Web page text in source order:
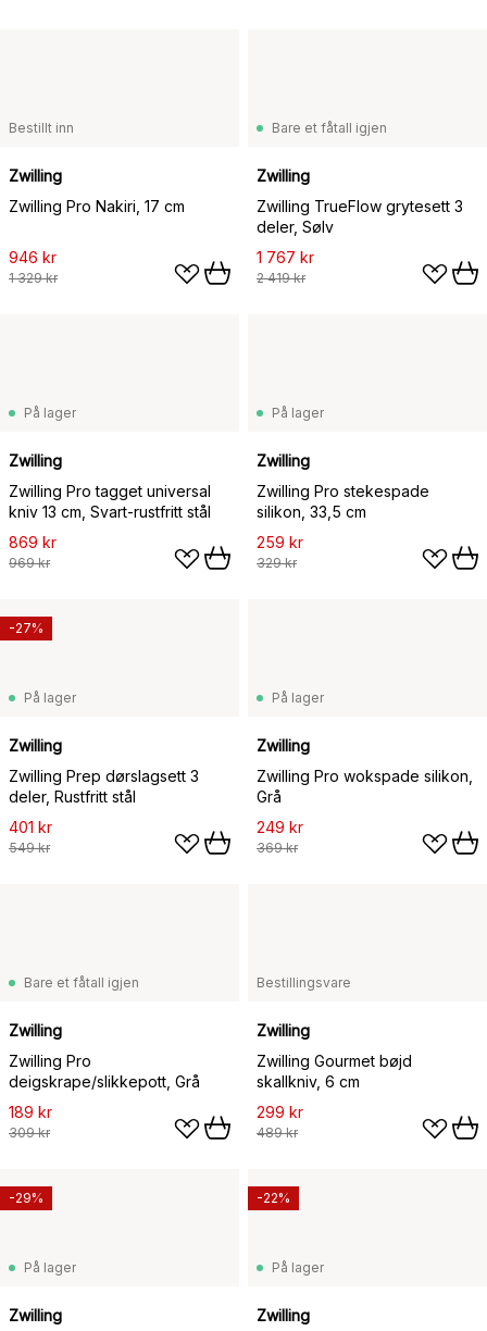
Bestillt inn
Zwilling
Zwilling Pro Nakiri, 17 cm
946 kr
1 329 kr
Bare et fåtall igjen
Zwilling
Zwilling TrueFlow grytesett 3
deler, Sølv
1 767 kr
2 419 kr
På lager
Zwilling
Zwilling Pro tagget universal
kniv 13 cm, Svart-rustfritt stål
869 kr
969 kr
På lager
Zwilling
Zwilling Pro stekespade
silikon, 33,5 cm
259 kr
329 kr
På lager
Zwilling
Zwilling Prep dørslagsett 3
deler, Rustfritt stål
401 kr
549 kr
-27%
På lager
Zwilling
Zwilling Pro wokspade silikon,
Grå
249 kr
369 kr
Bare et fåtall igjen
Zwilling
Zwilling Pro
deigskrape/slikkepott, Grå
189 kr
309 kr
Bestillingsvare
Zwilling
Zwilling Gourmet bøjd
skallkniv, 6 cm
299 kr
489 kr
På lager
Zwilling
-29%
På lager
Zwilling
-22%